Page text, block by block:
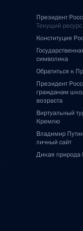
Президент
Текущий ресурс
Конституция
символика
Обратиться к
Президент
гражданам
возраста
Виртуальный
Кремлю
Владимир
личный сайт
Дикая природа